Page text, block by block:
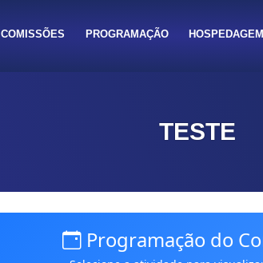
COMISSÕES PROGRAMAÇÃO HOSPEDAGEM
TESTE